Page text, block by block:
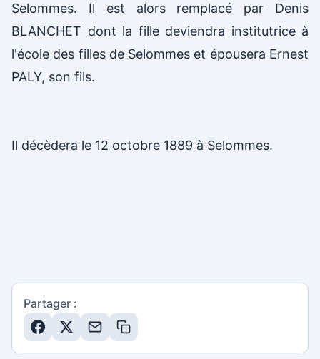
Selommes. Il est alors remplacé par Denis
BLANCHET dont la fille deviendra institutrice à
l'école des filles de Selommes et épousera Ernest
PALY, son fils.
Il décèdera le 12 octobre 1889 à Selommes.
Partager :